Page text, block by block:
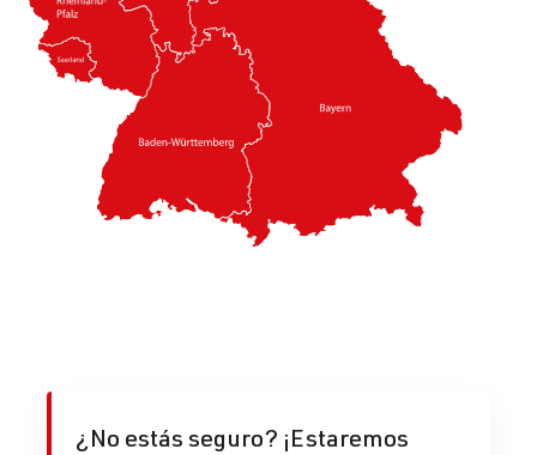
¿No estás seguro? ¡Estaremos